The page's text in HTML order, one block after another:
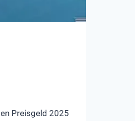
Preisgeld 2025